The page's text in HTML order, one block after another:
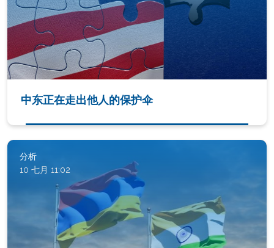
中东正在走出他人的保护伞
分析
10 七月 11:02